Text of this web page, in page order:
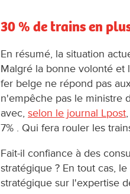
30 % de trains en
En résumé, la situation
Malgré la bonne volonté et
fer belge ne répond pas
n'empêche pas le ministre
avec, selon le journal Lpost
7% . Qui fera rouler les
Fait-il confiance à des
stratégique ? En tout cas,
stratégique sur l'expertise